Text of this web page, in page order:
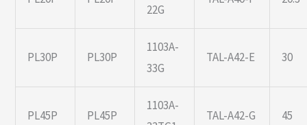
22G
PL30P PL30P
1103A-
33G
TAL-A42-E 30
PL45P PL45P
1103A-
TAL-A42-G 45